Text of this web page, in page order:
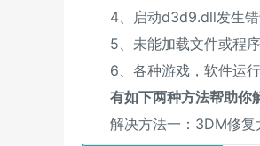
4、启动d3d9.dll发生错
5、未能加载文件或程
6、各种游戏，软件运行
有如下两种方法帮助你
解决方法一：3DM修复